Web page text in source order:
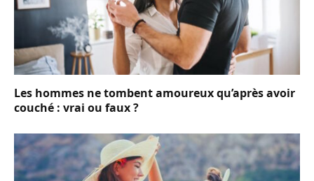
Les hommes ne tombent amoureux qu’après avoir
couché : vrai ou faux ?